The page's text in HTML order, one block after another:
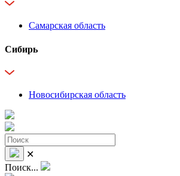
Самарская область
Сибирь
Новосибирская область
✕
Поиск...